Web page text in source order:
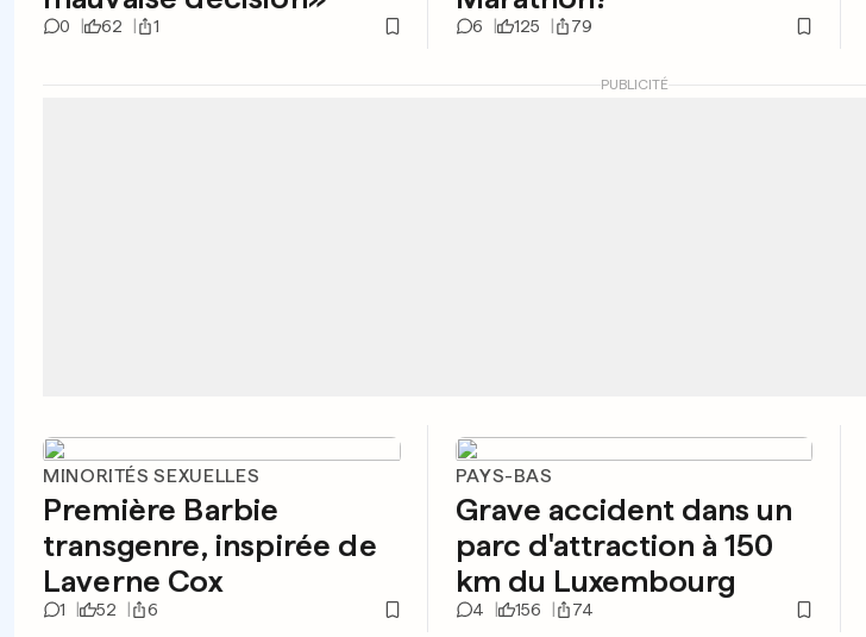
0 62 1 6 125 79
PUBLICITÉ
MINORITÉS SEXUELLES
Première Barbie
transgenre, inspirée de
Laverne Cox
1 52 6
PAYS-BAS
Grave accident dans un
parc d'attraction à 150
km du Luxembourg
4 156 74